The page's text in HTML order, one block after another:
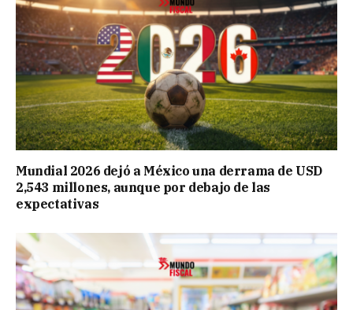
Mundial 2026 dejó a México una derrama de USD
2,543 millones, aunque por debajo de las
expectativas